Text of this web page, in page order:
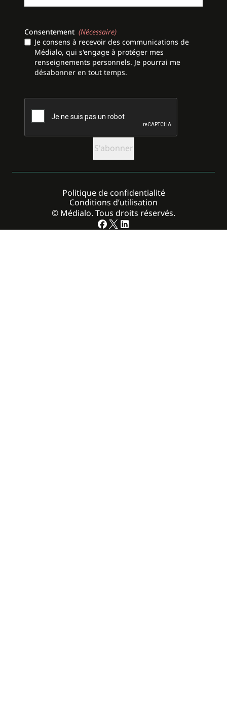
Consentement (Nécessaire)
Je consens à recevoir des communications de
Médialo, qui s'engage à protéger mes
renseignements personnels. Je pourrai me
désabonner en tout temps.
CAPTCHA
© Médialo. Tous droits réservés.
Politique de confidentialité
Conditions d’utilisation